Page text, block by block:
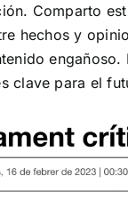
Comparto
hechos y
clave para el